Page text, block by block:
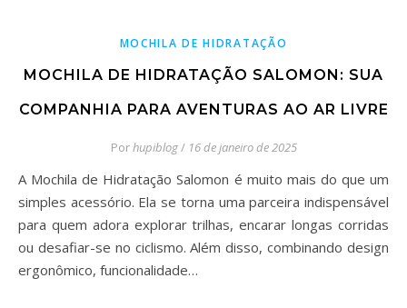
MOCHILA DE HIDRATAÇÃO
MOCHILA DE HIDRATAÇÃO SALOMON: SUA
COMPANHIA PARA AVENTURAS AO AR LIVRE
Porhupiblog/ 16 de janeiro de 2025
A Mochila de Hidratação Salomon é muito mais do que um
simples acessório. Ela se torna uma parceira indispensável
para quem adora explorar trilhas, encarar longas corridas
ou desafiar-se no ciclismo. Além disso, combinando design
ergonômico, funcionalidade…